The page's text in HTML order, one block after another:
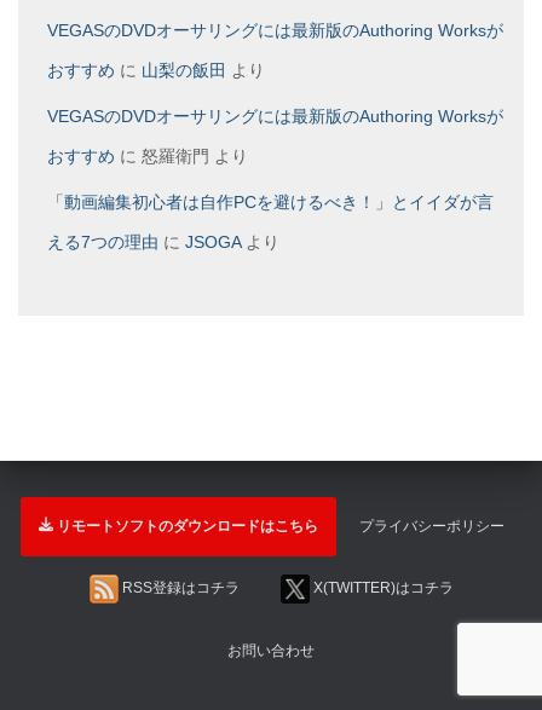
VEGASのDVDオーサリングには最新版のAuthoring Worksが
おすすめ に 山梨の飯田 より
VEGASのDVDオーサリングには最新版のAuthoring Worksが
おすすめ に 怒羅衛門 より
「動画編集初心者は自作PCを避けるべき！」とイイダが言
える7つの理由 に JSOGAより
リモートソフトのダウンロードはこちら プライバシーポリシー
RSS登録はコチラ X(TWITTER)はコチラ
お問い合わせ